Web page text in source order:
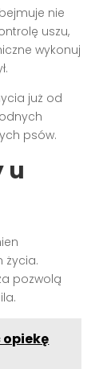
nie
uszu,
wykonuj
już od
psów.
u
życia.
pozwolą